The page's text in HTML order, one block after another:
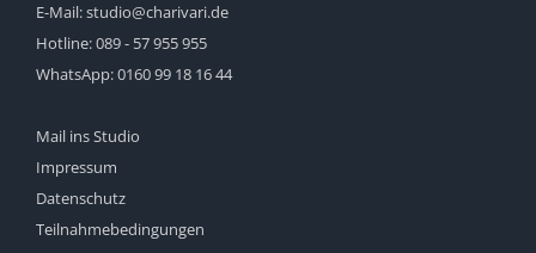
E-Mail:studio@charivari.de
Hotline:089 - 57 955 955
WhatsApp:0160 99 18 16 44
Mail ins Studio
Impressum
Datenschutz
Teilnahmebedingungen